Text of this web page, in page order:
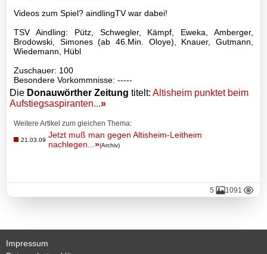
TSV
Gaststätte
Sponsoren
Terminkalender
Wegbeschreibung
Impressum
Videos zum Spiel? aindlingTV war dabei!
TSV Aindling: Pütz, Schwegler, Kämpf, Eweka, Amberger,
Brodowski, Simones (ab 46.Min. Oloye), Knauer, Gutmann,
Wiedemann, Hübl
Zuschauer: 100
Besondere Vorkommnisse: -----
Die Donauwörther Zeitung titelt: Altisheim punktet beim
Aufstiegsaspiranten...»
Weitere Artikel zum gleichen Thema:
21.03.09 Jetzt muß man gegen Altisheim-Leitheim
nachlegen...»(Archiv)
5 1091
Impressum